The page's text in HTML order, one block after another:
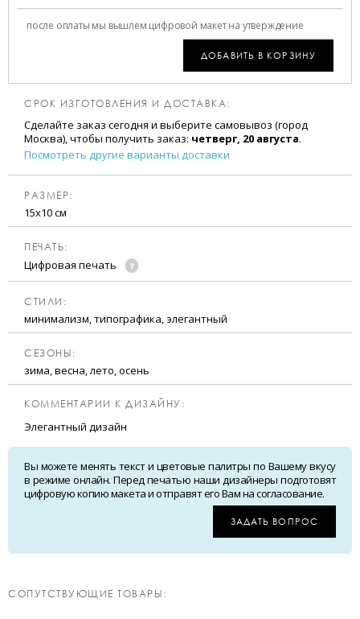
после оплаты мы вышлем цифровой макет на утверждение
ДОБАВИТЬ В КОРЗИНУ
СРОК ИЗГОТОВЛЕНИЯ И ДОСТАВКА:
Сделайте заказ сегодня и выберите самовывоз (город
Москва), чтобы получить заказ: четверг, 20 августа.
Посмотреть другие варианты доставки
РАЗМЕР:
15х10 см
ПЕЧАТЬ:
Цифровая печать
CТИЛИ:
минимализм, типографика, элегантный
CЕЗОНЫ:
зима, весна, лето, осень
КОММЕНТАРИИ К ДИЗАЙНУ:
Элегантный дизайн
Вы можете менять текст и цветовые палитры по Вашему вкусу
в режиме онлайн. Перед печатью наши дизайнеры подготовят
цифровую копию макета и отправят его Вам на согласование.
ЗАДАТЬ ВОПРОС
CОПУТСТВУЮЩИЕ ТОВАРЫ: